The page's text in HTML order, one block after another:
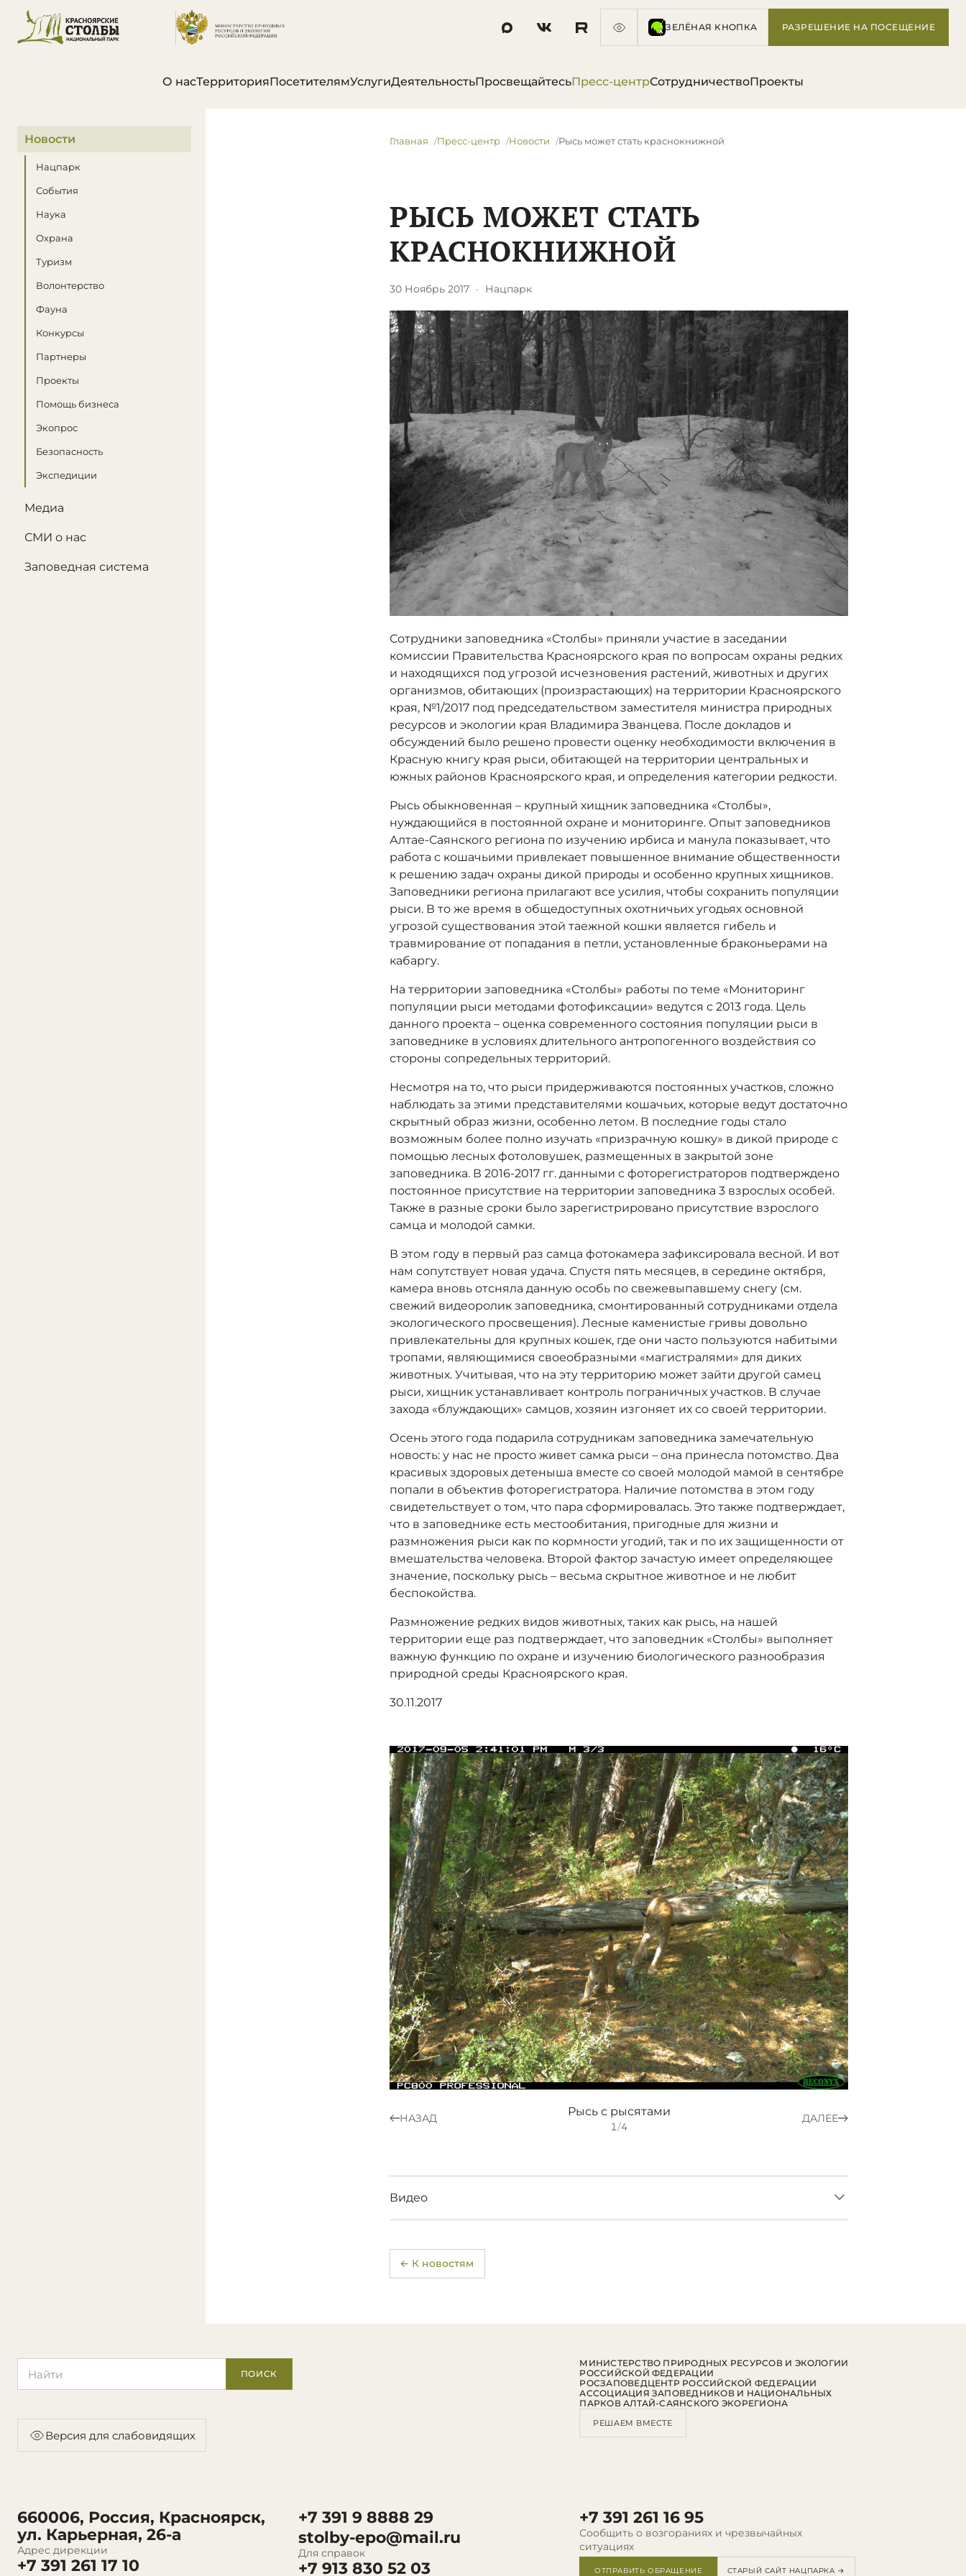
ЗЕЛЁНАЯ КНОПКА РАЗРЕШЕНИЕ НА ПОСЕЩЕНИЕ
О насТерриторияПосетителямУслугиДеятельностьПросвещайтесьПресс-центрСотрудничествоПроекты
В этом разделе
Новости
Нацпарк
События
Наука
Охрана
Туризм
Волонтерство
Фауна
Конкурсы
Партнеры
Проекты
Помощь бизнеса
Экопрос
Безопасность
Экспедиции
Медиа
СМИ о нас
Заповедная система
Главная Пресс-центр Новости ​Рысь может стать краснокнижной
​РЫСЬ МОЖЕТ СТАТЬ
КРАСНОКНИЖНОЙ
30 Ноябрь 2017 · Нацпарк
Сотрудники заповедника «Столбы» приняли участие в заседании
комиссии Правительства Красноярского края по вопросам охраны редких
и находящихся под угрозой исчезновения растений, животных и других
организмов, обитающих (произрастающих) на территории Красноярского
края, №1/2017 под председательством заместителя министра природных
ресурсов и экологии края Владимира Званцева. После докладов и
обсуждений было решено провести оценку необходимости включения в
Красную книгу края рыси, обитающей на территории центральных и
южных районов Красноярского края, и определения категории редкости.
Рысь обыкновенная – крупный хищник заповедника «Столбы»,
нуждающийся в постоянной охране и мониторинге. Опыт заповедников
Алтае-Саянского региона по изучению ирбиса и манула показывает, что
работа с кошачьими привлекает повышенное внимание общественности
к решению задач охраны дикой природы и особенно крупных хищников.
Заповедники региона прилагают все усилия, чтобы сохранить популяции
рыси. В то же время в общедоступных охотничьих угодьях основной
угрозой существования этой таежной кошки является гибель и
травмирование от попадания в петли, установленные браконьерами на
кабаргу.
На территории заповедника «Столбы» работы по теме «Мониторинг
популяции рыси методами фотофиксации» ведутся с 2013 года. Цель
данного проекта – оценка современного состояния популяции рыси в
заповеднике в условиях длительного антропогенного воздействия со
стороны сопредельных территорий.
Несмотря на то, что рыси придерживаются постоянных участков, сложно
наблюдать за этими представителями кошачьих, которые ведут достаточно
скрытный образ жизни, особенно летом. В последние годы стало
возможным более полно изучать «призрачную кошку» в дикой природе с
помощью лесных фотоловушек, размещенных в закрытой зоне
заповедника. В 2016-2017 гг. данными с фоторегистраторов подтверждено
постоянное присутствие на территории заповедника 3 взрослых особей.
Также в разные сроки было зарегистрировано присутствие взрослого
самца и молодой самки.
В этом году в первый раз самца фотокамера зафиксировала весной. И вот
нам сопутствует новая удача. Спустя пять месяцев, в середине октября,
камера вновь отсняла данную особь по свежевыпавшему снегу (см.
свежий видеоролик заповедника, смонтированный сотрудниками отдела
экологического просвещения). Лесные каменистые гривы довольно
привлекательны для крупных кошек, где они часто пользуются набитыми
тропами, являющимися своеобразными «магистралями» для диких
животных. Учитывая, что на эту территорию может зайти другой самец
рыси, хищник устанавливает контроль пограничных участков. В случае
захода «блуждающих» самцов, хозяин изгоняет их со своей территории.
Осень этого года подарила сотрудникам заповедника замечательную
новость: у нас не просто живет самка рыси – она принесла потомство. Два
красивых здоровых детеныша вместе со своей молодой мамой в сентябре
попали в объектив фоторегистратора. Наличие потомства в этом году
свидетельствует о том, что пара сформировалась. Это также подтверждает,
что в заповеднике есть местообитания, пригодные для жизни и
размножения рыси как по кормности угодий, так и по их защищенности от
вмешательства человека. Второй фактор зачастую имеет определяющее
значение, поскольку рысь – весьма скрытное животное и не любит
беспокойства.
Размножение редких видов животных, таких как рысь, на нашей
территории еще раз подтверждает, что заповедник «Столбы» выполняет
важную функцию по охране и изучению биологического разнообразия
природной среды Красноярского края.
30.11.2017
НАЗАД
Рысь с рысятами
1/4
ДАЛЕЕ
Видео
← К новостям
ПОИСК
Версия для слабовидящих
660006, Россия, Красноярск,
ул. Карьерная, 26-а
Адрес дирекции
+7 391 261 17 10
+7 391 9 8888 29
stolby-epo@mail.ru
Для справок
+7 913 830 52 03
+7 391 261 16 95
Сообщить о возгораниях и чрезвычайных
ситуациях
ОТПРАВИТЬ ОБРАЩЕНИЕ СТАРЫЙ САЙТ НАЦПАРКА →
МИНИСТЕРСТВО ПРИРОДНЫХ РЕСУРСОВ И ЭКОЛОГИИ
РОССИЙСКОЙ ФЕДЕРАЦИИ
РОСЗАПОВЕДЦЕНТР РОССИЙСКОЙ ФЕДЕРАЦИИ
АССОЦИАЦИЯ ЗАПОВЕДНИКОВ И НАЦИОНАЛЬНЫХ
ПАРКОВ АЛТАЙ-САЯНСКОГО ЭКОРЕГИОНА
РЕШАЕМ ВМЕСТЕ